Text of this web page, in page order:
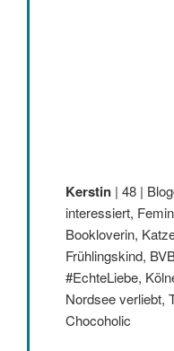
Kerstin | 48 |
interessiert,
Bookloverin,
Frühlingskind,
#EchteLiebe,
Nordsee verliebt,
Chocoholic